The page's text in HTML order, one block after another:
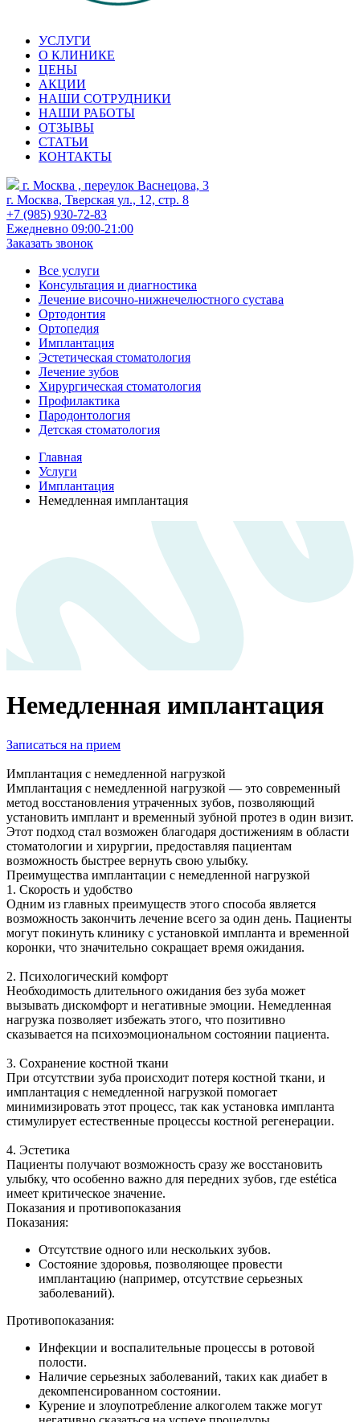
УСЛУГИ
О КЛИНИКЕ
ЦЕНЫ
АКЦИИ
НАШИ СОТРУДНИКИ
НАШИ РАБОТЫ
ОТЗЫВЫ
СТАТЬИ
КОНТАКТЫ
г. Москва , переулок Васнецова, 3
г. Москва, Тверская ул., 12, стр. 8
+7 (985) 930-72-83
Ежедневно 09:00-21:00
Заказать звонок
Все услуги
Консультация и диагностика
Лечение височно-нижнечелюстного сустава
Ортодонтия
Ортопедия
Имплантация
Эстетическая стоматология
Лечение зубов
Хирургическая стоматология
Профилактика
Пародонтология
Детская стоматология
Главная
Услуги
Имплантация
Немедленная имплантация
Немедленная имплантация
Записаться на прием
Имплантация с немедленной нагрузкой
Имплантация с немедленной нагрузкой — это современный
метод восстановления утраченных зубов, позволяющий
установить имплант и временный зубной протез в один визит.
Этот подход стал возможен благодаря достижениям в области
стоматологии и хирургии, предоставляя пациентам
возможность быстрее вернуть свою улыбку.
Преимущества имплантации с немедленной нагрузкой
1. Скорость и удобство
Одним из главных преимуществ этого способа является
возможность закончить лечение всего за один день. Пациенты
могут покинуть клинику с установкой импланта и временной
коронки, что значительно сокращает время ожидания.
2. Психологический комфорт
Необходимость длительного ожидания без зуба может
вызывать дискомфорт и негативные эмоции. Немедленная
нагрузка позволяет избежать этого, что позитивно
сказывается на психоэмоциональном состоянии пациента.
3. Сохранение костной ткани
При отсутствии зуба происходит потеря костной ткани, и
имплантация с немедленной нагрузкой помогает
минимизировать этот процесс, так как установка импланта
стимулирует естественные процессы костной регенерации.
4. Эстетика
Пациенты получают возможность сразу же восстановить
улыбку, что особенно важно для передних зубов, где estética
имеет критическое значение.
Показания и противопоказания
Показания:
Отсутствие одного или нескольких зубов.
Состояние здоровья, позволяющее провести
имплантацию (например, отсутствие серьезных
заболеваний).
Противопоказания:
Инфекции и воспалительные процессы в ротовой
полости.
Наличие серьезных заболеваний, таких как диабет в
декомпенсированном состоянии.
Курение и злоупотребление алкоголем также могут